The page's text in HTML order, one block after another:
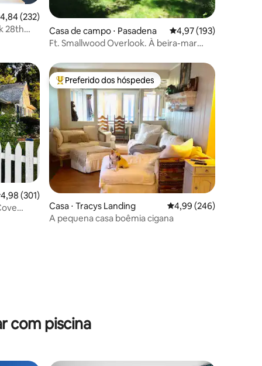
de uma avaliação média de 5, 232 avaliações
4,84 (232)
28th
Casa de campo ⋅ Pasadena 4,97 de uma avaliação
4,97 (193)
Ft. Smallwood Overlook. À beira-mar
hóspedes
de uma avaliação média de 5, 301 avaliações
4,98 (301)
Entre os melhores preferidos dos hóspedes
Preferido dos hóspedes
Casa ⋅ Tracys Landing 4,99 de uma avaliação
4,99 (246)
A pequena casa boêmia cigana
com piscina